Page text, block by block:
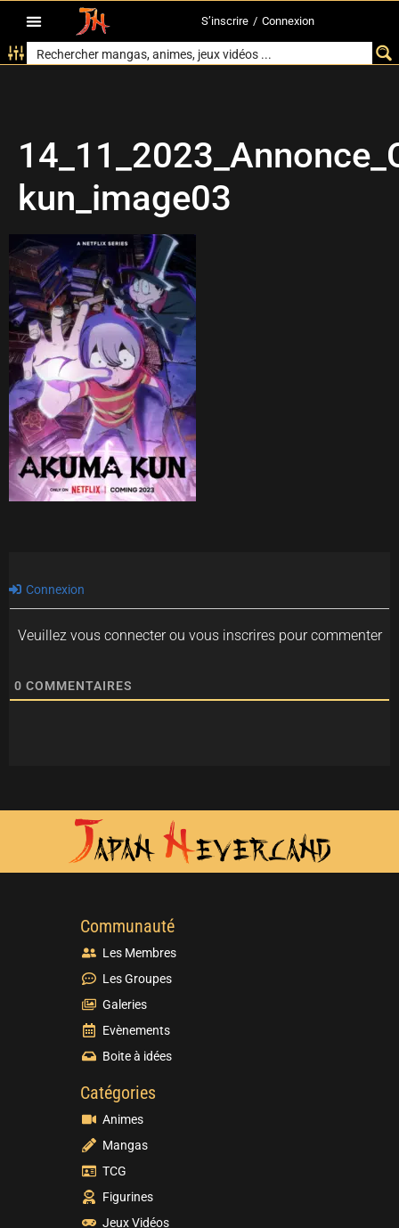
S’inscrire / Connexion
kun_image03
Connexion
Veuillez vous connecter ou vous inscrires pour commenter
0 COMMENTAIRES
Communauté
Les Membres
Les Groupes
Galeries
Evènements
Boite à idées
Catégories
Animes
Mangas
TCG
Figurines
Jeux Vidéos